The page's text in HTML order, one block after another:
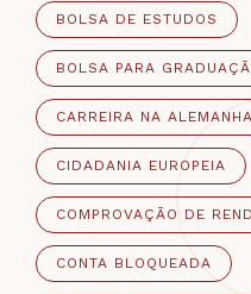
BOLSA DE ESTUDOS
BOLSA PARA
CARREIRA NA ALEMANHA
CIDADANIA EUROPEIA
COMPROVAÇÃO DE
CONTA BLOQUEADA